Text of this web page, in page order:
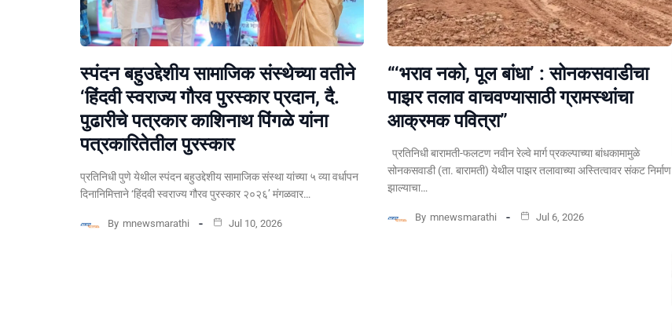
स्पंदन बहुउद्देशीय सामाजिक संस्थेच्या वतीने
‘हिंदवी स्वराज्य गौरव पुरस्कार प्रदान, दै.
पुढारीचे पत्रकार काशिनाथ पिंगळे यांना
पत्रकारितेतील पुरस्कार
प्रतिनिधी पुणे येथील स्पंदन बहुउद्देशीय सामाजिक संस्था यांच्या ५ व्या वर्धापन
दिनानिमित्ताने ‘हिंदवी स्वराज्य गौरव पुरस्कार २०२६’ मंगळवार…
By mnewsmarathi Jul 10, 2026
“‘भराव नको, पूल बांधा’ : सोनकसवाडीचा
पाझर तलाव वाचवण्यासाठी ग्रामस्थांचा
आक्रमक पवित्रा”
प्रतिनिधी बारामती-फलटण नवीन रेल्वे मार्ग प्रकल्पाच्या बांधकामामुळे
सोनकसवाडी (ता. बारामती) येथील पाझर तलावाच्या अस्तित्वावर संकट निर्माण
झाल्याचा…
By mnewsmarathi Jul 6, 2026